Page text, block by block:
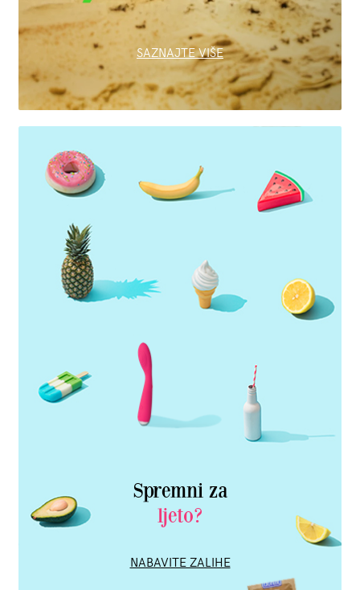
SAZNAJTE VIŠE
Spremni za
ljeto?
NABAVITE ZALIHE